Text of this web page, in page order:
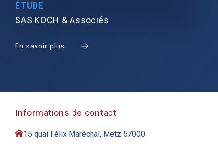
ÉTUDE
SAS KOCH & Associés
En savoir plus
Informations de contact
15 quai Félix Maréchal, Metz 57000